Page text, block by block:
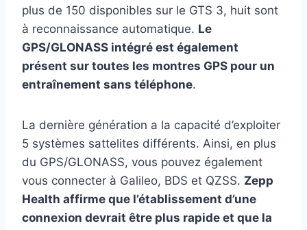
plus de 150 disponibles sur le GTS 3, huit sont
à reconnaissance automatique. Le
GPS/GLONASS intégré est également
présent sur toutes les montres GPS pour un
entraînement sans téléphone.
La dernière génération a la capacité d’exploiter
5 systèmes sattelites différents. Ainsi, en plus
du GPS/GLONASS, vous pouvez également
vous connecter à Galileo, BDS et QZSS. Zepp
Health affirme que l’établissement d’une
connexion devrait être plus rapide et que la